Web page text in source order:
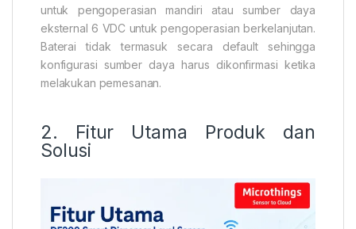
untuk pengoperasian mandiri atau sumber daya
eksternal 6 VDC untuk pengoperasian berkelanjutan.
Baterai tidak termasuk secara default sehingga
konfigurasi sumber daya harus dikonfirmasi ketika
melakukan pemesanan.
2. Fitur Utama Produk dan
Solusi